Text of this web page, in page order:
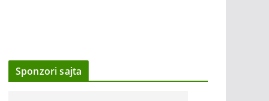
Sponzori sajta